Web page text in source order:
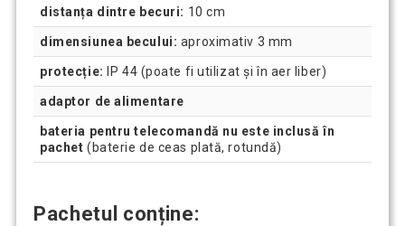
distanța dintre becuri: 10 cm
dimensiunea becului: aproximativ 3 mm
protecție: IP 44 (poate fi utilizat și în aer liber)
adaptor de alimentare
bateria pentru telecomandă nu este inclusă în
pachet (baterie de ceas plată, rotundă)
Pachetul conține: